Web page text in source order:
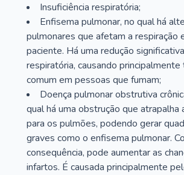
Insuficiência respiratória;
Enfisema pulmonar, no qual há
pulmonares que afetam a respiração
paciente. Há uma redução
respiratória, causando
comum em pessoas que fumam;
Doença pulmonar obstrutiva
qual há uma obstrução que atrapalha
para os pulmões, podendo gerar
graves como o enfisema pulmonar.
consequência, pode aumentar as
infartos. É causada principalmente